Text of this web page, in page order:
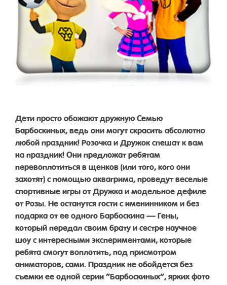
Дети просто обожают дружную Семью
Барбоскиных, ведь они могут скрасить абсолютно
любой праздник! Розочка и Дружок спешат к вам
на праздник! Они предложат ребятам
перевоплотиться в щенков (или того, кого они
захотят) с помощью аквагрима, проведут веселые
спортивные игры от Дружка и модельное дефиле
от Розы. Не останутся гости с именинником и без
подарка от ее одного Барбоскина — Гены,
который передал своим брату и сестре научное
шоу с интересными экспериментами, которые
ребята смогут воплотить, под присмотром
аниматоров, сами. Праздник не обойдется без
съемки ее одной серии “Барбоскиных”, ярких фото